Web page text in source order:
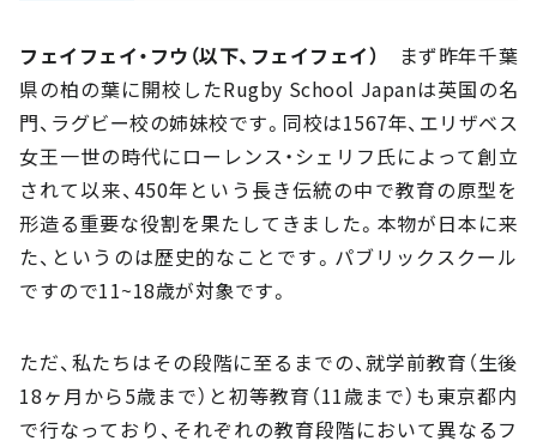
フェイフェイ・フウ（以下、フェイフェイ） まず昨年千葉
県の柏の葉に開校したRugby School Japanは英国の名
門、ラグビー校の姉妹校です。同校は1567年、エリザベス
女王一世の時代にローレンス・シェリフ氏によって創立
されて以来、450年という長き伝統の中で教育の原型を
形造る重要な役割を果たしてきました。本物が日本に来
た、というのは歴史的なことです。パブリックスクール
ですので11~18歳が対象です。
ただ、私たちはその段階に至るまでの、就学前教育（生後
18ヶ月から5歳まで）と初等教育（11歳まで）も東京都内
で行なっており、それぞれの教育段階において異なるフ